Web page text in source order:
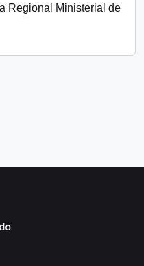
Regional Ministerial de